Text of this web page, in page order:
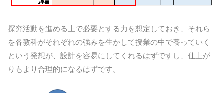
探究活動を進める上で必要とする力を想定しておき、それら
を各教科がそれぞれの強みを生かして授業の中で養っていく
という発想が、設計を容易にしてくれるはずですし、仕上が
りもより合理的になるはずです。